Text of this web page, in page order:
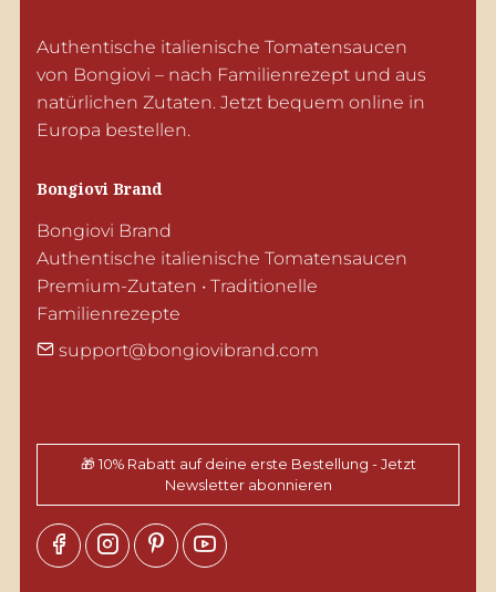
Authentische italienische Tomatensaucen
von Bongiovi – nach Familienrezept und aus
natürlichen Zutaten. Jetzt bequem online in
Europa bestellen.
Bongiovi Brand
Bongiovi Brand
Authentische italienische Tomatensaucen
Premium-Zutaten • Traditionelle
Familienrezepte
support@bongiovibrand.com
🎁 10% Rabatt auf deine erste Bestellung - Jetzt
Newsletter abonnieren